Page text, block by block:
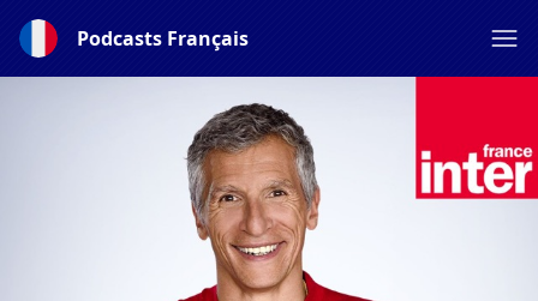
Podcasts Français